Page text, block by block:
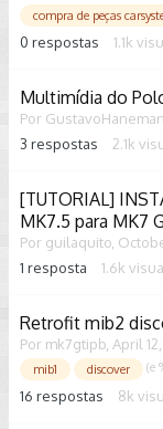
compra de peças
0 respostas 1.1k
Multimídia do
Por
3 respostas 2.1k
[TUTORIAL]
MK7.5 para MK7
Por guilaquito
1 resposta 1.6k
Retrofit mib2
Por mk7gtipb April
mib1 discover (e
16 respostas 8k